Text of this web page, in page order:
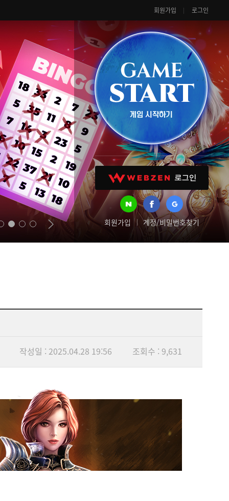
회원가입 로그인
회원가입 계정/비밀번호찾기
작성일 : 2025.04.28 19:56 조회수 : 9,631